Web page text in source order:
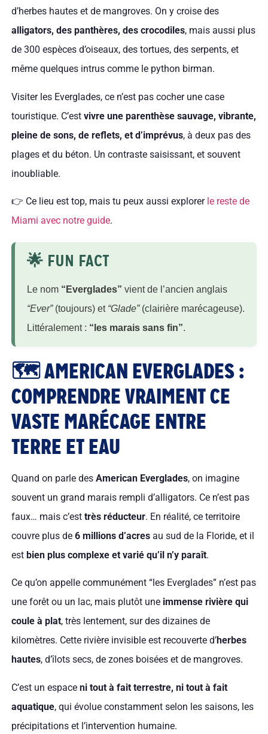
d’herbes hautes et de mangroves. On y croise des
alligators, des panthères, des crocodiles, mais aussi plus
de 300 espèces d’oiseaux, des tortues, des serpents, et
même quelques intrus comme le python birman.
Visiter les Everglades, ce n’est pas cocher une case
touristique. C’est vivre une parenthèse sauvage, vibrante,
pleine de sons, de reflets, et d’imprévus, à deux pas des
plages et du béton. Un contraste saisissant, et souvent
inoubliable.
👉 Ce lieu est top, mais tu peux aussi explorer le reste de
Miami avec notre guide.
🌟 FUN FACT
Le nom “Everglades” vient de l’ancien anglais
“Ever”(toujours) et “Glade”(clairière marécageuse).
Littéralement : “les marais sans fin”.
🗺️ AMERICAN EVERGLADES :
COMPRENDRE VRAIMENT CE
VASTE MARÉCAGE ENTRE
TERRE ET EAU
Quand on parle des American Everglades, on imagine
souvent un grand marais rempli d’alligators. Ce n’est pas
faux… mais c’est très réducteur. En réalité, ce territoire
couvre plus de 6 millions d’acresau sud de la Floride, et il
est bien plus complexe et varié qu’il n’y paraît.
Ce qu’on appelle communément “les Everglades” n’est pas
une forêt ou un lac, mais plutôt une immense rivière qui
coule à plat, très lentement, sur des dizaines de
kilomètres. Cette rivière invisible est recouverte d’herbes
hautes, d’îlots secs, de zones boisées et de mangroves.
C’est un espace ni tout à fait terrestre, ni tout à fait
aquatique, qui évolue constamment selon les saisons, les
précipitations et l’intervention humaine.